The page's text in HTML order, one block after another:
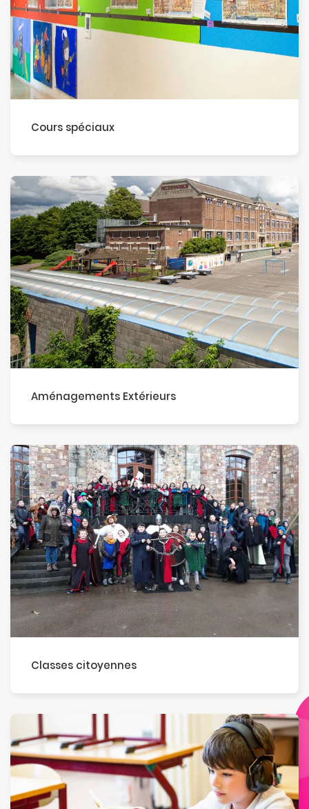
Cours spéciaux
Aménagements Extérieurs
Classes citoyennes